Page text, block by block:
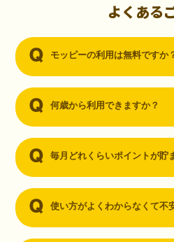
（30代・男性）
ーを知りました。クレジットカードを
るならと無料登録して、クレジットカ
よくある
モッピーの利用は無料ですか
何歳から利用できますか？
毎月どれくらいポイントが貯
使い方がよくわからなくて不